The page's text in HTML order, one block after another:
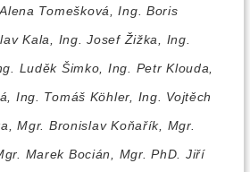
Alena Tomešková, Ing. Boris
Kala, Ing. Josef Žižka, Ing.
Luděk Šimko, Ing. Petr Klouda,
Ing. Tomáš Köhler, Ing. Vojtěch
Mgr. Bronislav Koňařík, Mgr.
Marek Bocián, Mgr. PhD. Jiří